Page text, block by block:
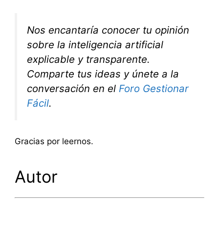
Nos encantaría conocer tu opinión
sobre la inteligencia artificial
explicable y transparente.
Comparte tus ideas y únete a la
conversación en el Foro Gestionar
Fácil.
Gracias por leernos.
Autor